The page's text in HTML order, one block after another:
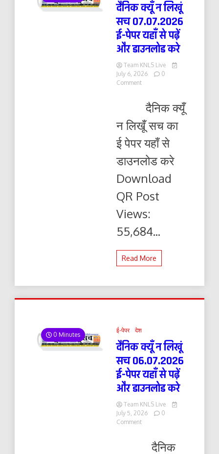
दैनिक क्यूँ न लिखूं
सच 07.07.2026
ई-पेपर यहाँ से पढ़ें
और डाउनलोड करे
Team KNLS Live
July 6, 2026
0
Commenton
सच
07.07.2026
ई-
पेपर
यहाँ
पढ़ें
डाउनलोड
दैनिक क्यूँ
न लिखूँ सच का
ई पेपर यहाँ से
डाउनलोड करे
Download
QR Post
Views:
55,684...
Read More
0 Minutes
ई-पेपर देश
दैनिक क्यूँ न लिखूं
सच 06.07.2026
ई-पेपर यहाँ से पढ़ें
और डाउनलोड करे
Team KNLS Live
July 5, 2026
0
Commenton
दैनिक